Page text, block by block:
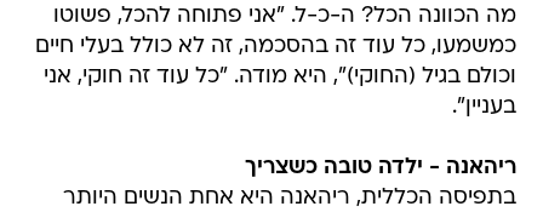
מה הכוונה הכל? ה-כ-ל. "אני פתוחה להכל, פשוטו
כמשמעו, כל עוד זה בהסכמה, זה לא כולל בעלי חיים
וכולם בגיל (החוקי)", היא מודה. "כל עוד זה חוקי, אני
בעניין".
ריהאנה - ילדה טובה כשצריך
בתפיסה הכללית, ריהאנה היא אחת הנשים היותר